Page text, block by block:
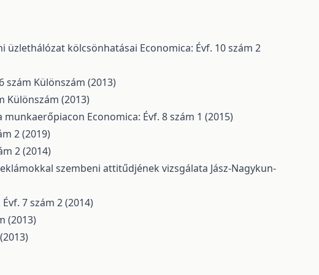
üzlethálózat kölcsönhatásai Economica: Évf. 10 szám 2
szám Különszám (2013)
Különszám (2013)
munkaerőpiacon Economica: Évf. 8 szám 1 (2015)
2 (2019)
2 (2014)
szembeni attitűdjének vizsgálata Jász-Nagykun-
7 szám 2 (2014)
(2013)